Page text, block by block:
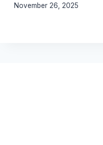
November 26, 2025